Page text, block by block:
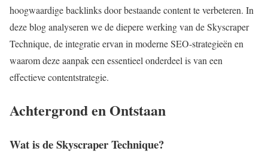
hoogwaardige backlinks door bestaande content te verbeteren. In
deze blog analyseren we de diepere werking van de Skyscraper
Technique, de integratie ervan in moderne SEO-strategieën en
waarom deze aanpak een essentieel onderdeel is van een
effectieve contentstrategie.
Achtergrond en Ontstaan
Wat is de Skyscraper Technique?